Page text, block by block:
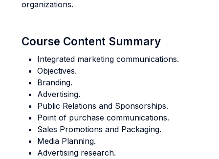
organizations.
Course Content Summary
Integrated marketing communications.
Objectives.
Branding.
Advertising.
Public Relations and Sponsorships.
Point of purchase communications.
Sales Promotions and Packaging.
Media Planning.
Advertising research.